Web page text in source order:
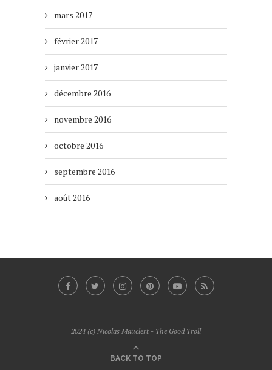
mars 2017
février 2017
janvier 2017
décembre 2016
novembre 2016
octobre 2016
septembre 2016
août 2016
2024 (c) Nicolas Mauclert - The Good Troll
BACK TO TOP